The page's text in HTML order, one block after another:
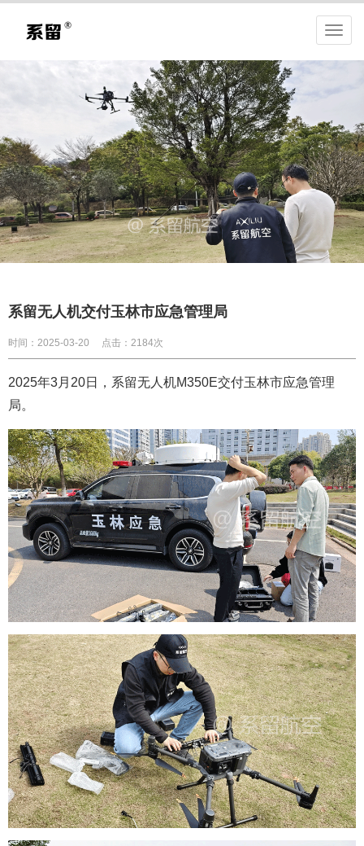
系留无人机交付玉林市应急管理局
时间：2025-03-20 点击：2184次
2025年3月20日， 系留无人机M350E交付玉林市应急管理
局。